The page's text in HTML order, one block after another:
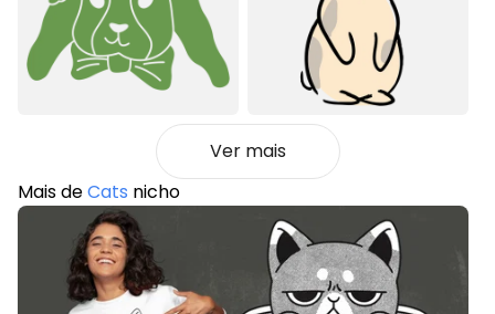
Ver mais
Mais deCats nicho